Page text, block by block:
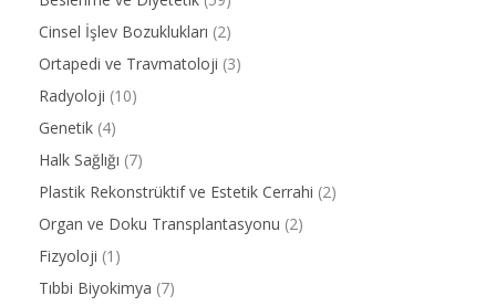
Cinsel İşlev Bozuklukları (2)
Ortapedi ve Travmatoloji (3)
Radyoloji (10)
Genetik (4)
Halk Sağlığı (7)
Plastik Rekonstrüktif ve Estetik Cerrahi (2)
Organ ve Doku Transplantasyonu (2)
Fizyoloji (1)
Tıbbi Biyokimya (7)